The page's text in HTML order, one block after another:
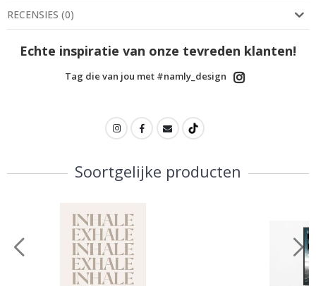
RECENSIES (0)
Echte inspiratie van onze tevreden klanten!
Tag die van jou met #namly_design
Soortgelijke producten